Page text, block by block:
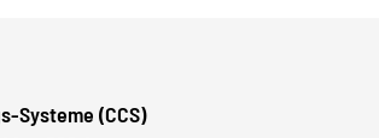
Systeme (CCS)